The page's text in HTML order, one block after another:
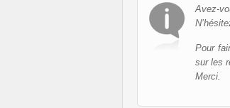
Avez-
Pour
sur les
Merci.